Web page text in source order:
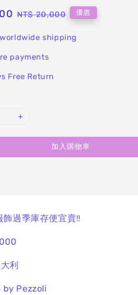
Regular
NT$ 20,000 優惠
shipping
payments
Free Return
加入購物車
飾過季庫存便宜賣‼️
利
by Pezzoli